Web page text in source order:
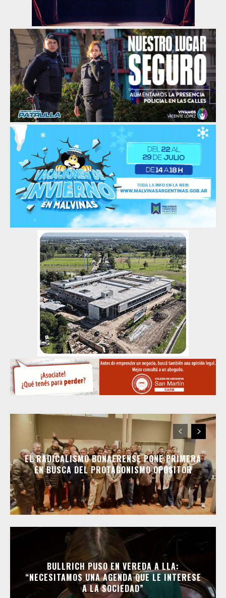
EL RADICALISMO BONAERENSE PONE PRIMERA
EN BUSCA DEL PROTAGONISMO OPOSITOR
BULLRICH PUSO EN VEREDA A LLA:
“NECESITAMOS UNA AGENDA QUE LE INTERESE
A LA SOCIEDAD”